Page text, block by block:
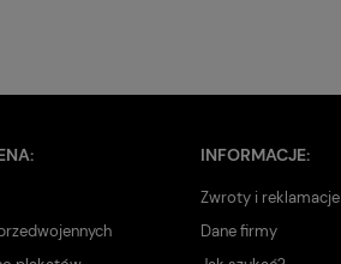
INFORMACJE:
Zwroty i reklamacje
Dane firmy